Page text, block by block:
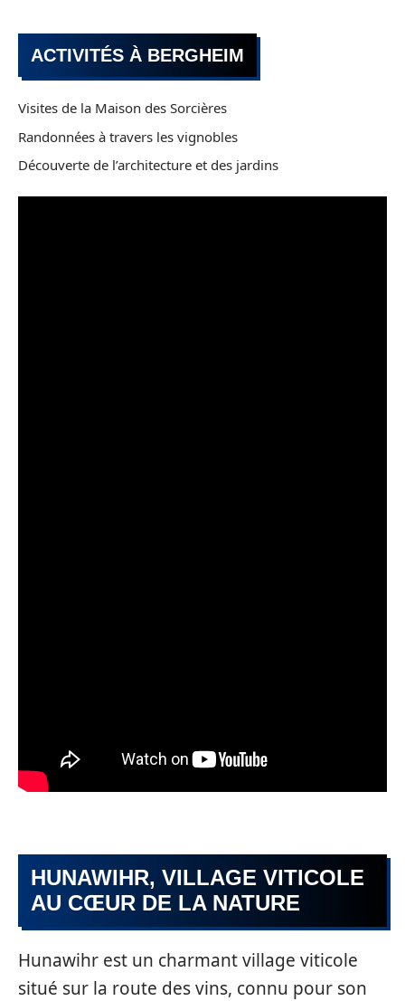
ACTIVITÉS À BERGHEIM
Visites de la Maison des Sorcières
Randonnées à travers les vignobles
Découverte de l’architecture et des jardins
HUNAWIHR, VILLAGE VITICOLE
AU CŒUR DE LA NATURE
Hunawihr est un charmant village viticole
situé sur la route des vins, connu pour son